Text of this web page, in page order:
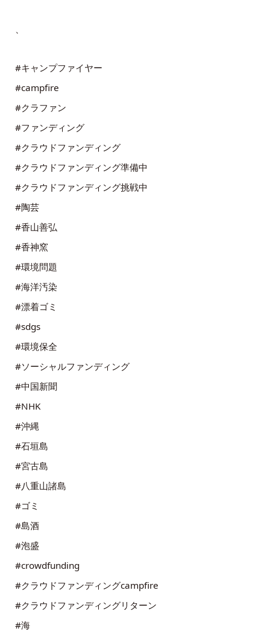
、
#キャンプファイヤー
#campfire
#クラファン
#ファンディング
#クラウドファンディング
#クラウドファンディング準備中
#クラウドファンディング挑戦中
#陶芸
#香山善弘
#香神窯
#環境問題
#海洋汚染
#漂着ゴミ
#sdgs
#環境保全
#ソーシャルファンディング
#中国新聞
#NHK
#沖縄
#石垣島
#宮古島
#八重山諸島
#ゴミ
#島酒
#泡盛
#crowdfunding
#クラウドファンディングcampfire
#クラウドファンディングリターン
#海